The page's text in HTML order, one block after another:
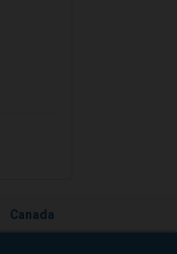
Canada